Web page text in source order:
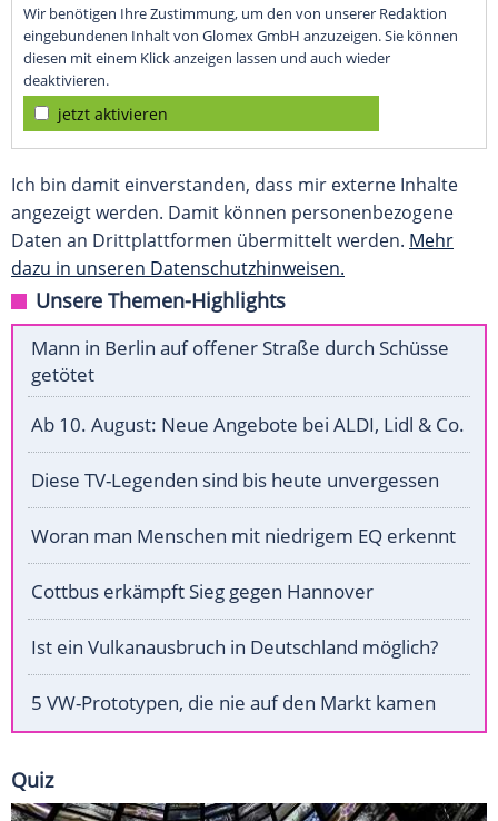
Wir benötigen Ihre Zustimmung, um den von unserer Redaktion
eingebundenen Inhalt von Glomex GmbH anzuzeigen. Sie können
diesen mit einem Klick anzeigen lassen und auch wieder
deaktivieren.
jetzt aktivieren
Ich bin damit einverstanden, dass mir externe Inhalte
angezeigt werden. Damit können personenbezogene
Daten an Drittplattformen übermittelt werden. Mehr
dazu in unseren Datenschutzhinweisen.
Unsere Themen-Highlights
Mann in Berlin auf offener Straße durch Schüsse
getötet
Ab 10. August: Neue Angebote bei ALDI, Lidl & Co.
Diese TV-Legenden sind bis heute unvergessen
Woran man Menschen mit niedrigem EQ erkennt
Cottbus erkämpft Sieg gegen Hannover
Ist ein Vulkanausbruch in Deutschland möglich?
5 VW-Prototypen, die nie auf den Markt kamen
Quiz